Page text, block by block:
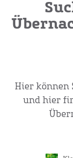
Hier können
und hier